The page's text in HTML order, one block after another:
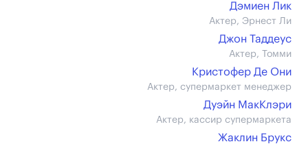
Дэмиен Лик
Актер, Эрнест Ли
Джон Таддеус
Актер, Томми
Кристофер Де Они
Актер, супермаркет менеджер
Дуэйн МакКлэри
Актер, кассир супермаркета
Жаклин Брукс